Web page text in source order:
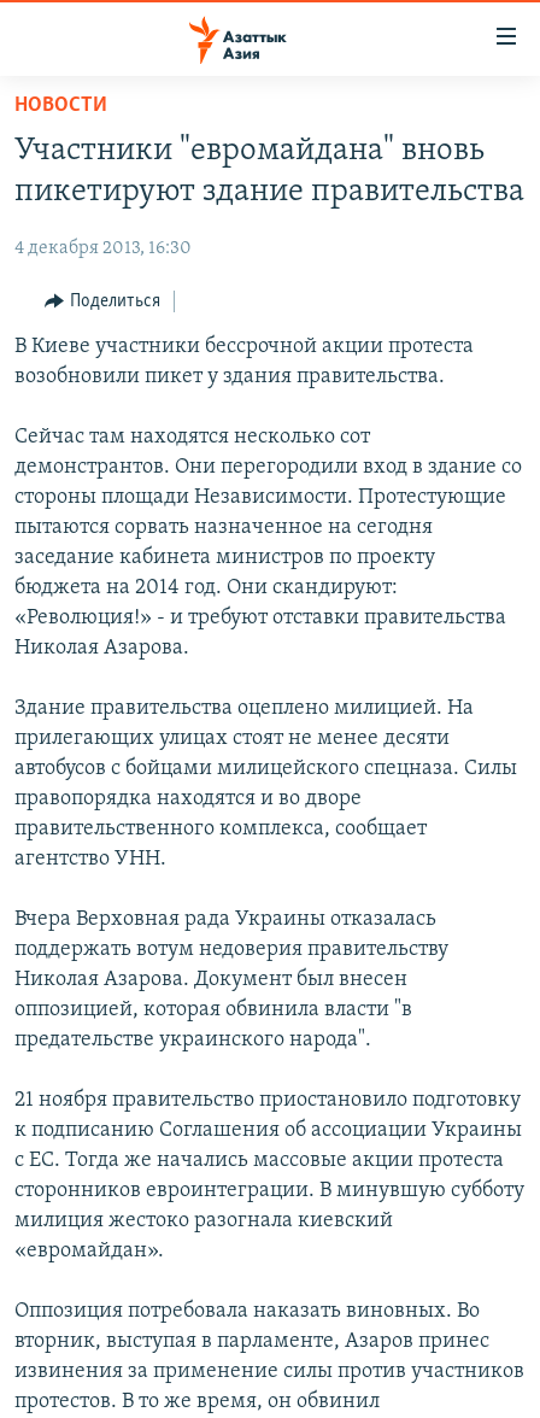
Вернуться
основному
содержанию
навигации
Вернутся
ЦЕНТРАЛЬНАЯ АЗИЯ
УЗБЕКИСТАН
ТАДЖИКИСТАН
ВОЙНА В УКРАИНЕ
НА ДРУГИХ ЯЗЫКАХ
ҚАЗАҚША
КЫРГЫЗЧА
ТОҶИКӢ
TÜRKMENÇE
Все сайты РСЕ/РС
НОВОСТИ
Участники "евромайдана" вновь
пикетируют здание правительства
4 декабря 2013, 16:30
Поделиться
В Киеве участники бессрочной акции протеста
возобновили пикет у здания правительства.
Сейчас там находятся несколько сот
демонстрантов. Они перегородили вход в здание со
стороны площади Независимости. Протестующие
пытаются сорвать назначенное на сегодня
заседание кабинета министров по проекту
бюджета на 2014 год. Они скандируют:
«Революция!» - и требуют отставки правительства
Николая Азарова.
Здание правительства оцеплено милицией. На
прилегающих улицах стоят не менее десяти
автобусов с бойцами милицейского спецназа. Силы
правопорядка находятся и во дворе
правительственного комплекса, сообщает
агентство УНН.
Вчера Верховная рада Украины отказалась
поддержать вотум недоверия правительству
Николая Азарова. Документ был внесен
оппозицией, которая обвинила власти "в
предательстве украинского народа".
21 ноября правительство приостановило подготовку
к подписанию Соглашения об ассоциации Украины
с ЕС. Тогда же начались массовые акции протеста
сторонников евроинтеграции. В минувшую субботу
милиция жестоко разогнала киевский
«евромайдан».
Оппозиция потребовала наказать виновных. Во
вторник, выступая в парламенте, Азаров принес
извинения за применение силы против участников
протестов. В то же время, он обвинил